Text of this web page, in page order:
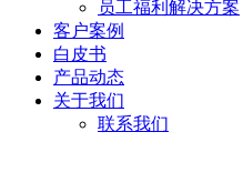
员工福利解决方案
客户案例
白皮书
产品动态
关于我们
联系我们